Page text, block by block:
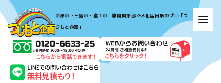
​​​​​​​​​​​​​​​​​​​​​沼津市・三島市・富士市・静岡県東部で不用品回収のプロ「つ
じもと企画」​​​​​​​